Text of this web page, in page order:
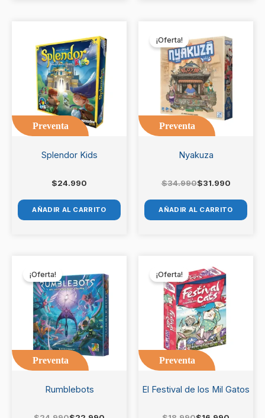
Preventa
Splendor Kids
$24.990
AÑADIR AL CARRITO
Preventa
¡Oferta!
Nyakuza
$34.990
precio
original
era:
$34.990.
$31.990
precio
actual
es:
$31.990.
AÑADIR AL CARRITO
Preventa
¡Oferta!
Rumblebots
original
era:
$24.990.
actual
es:
$22.990.
Preventa
¡Oferta!
El Festival de los Mil Gatos
precio
original
era:
$18.990.
precio
actual
es:
$16.990.